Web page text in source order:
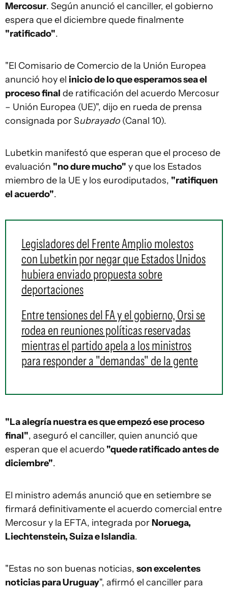
Mercosur. Según anunció el canciller, el gobierno
espera que el diciembre quede finalmente
"ratificado".
"El Comisario de Comercio de la Unión Europea
anunció hoy el inicio de lo que esperamos sea el
proceso final de ratificación del acuerdo Mercosur
– Unión Europea (UE)", dijo en rueda de prensa
consignada por Subrayado (Canal 10).
Lubetkin manifestó que esperan que el proceso de
evaluación "no dure mucho" y que los Estados
miembro de la UE y los eurodiputados, "ratifiquen
el acuerdo".
Legisladores del Frente Amplio molestos
con Lubetkin por negar que Estados Unidos
hubiera enviado propuesta sobre
deportaciones
Entre tensiones del FA y el gobierno, Orsi se
rodea en reuniones políticas reservadas
mientras el partido apela a los ministros
para responder a "demandas" de la gente
"La alegría nuestra es que empezó ese proceso
final", aseguró el canciller, quien anunció que
esperan que el acuerdo "quede ratificado antes de
diciembre".
El ministro además anunció que en setiembre se
firmará definitivamente el acuerdo comercial entre
Mercosur y la EFTA, integrada por Noruega,
Liechtenstein, Suiza e Islandia.
"Estas no son buenas noticias, son excelentes
noticias para Uruguay", afirmó el canciller para